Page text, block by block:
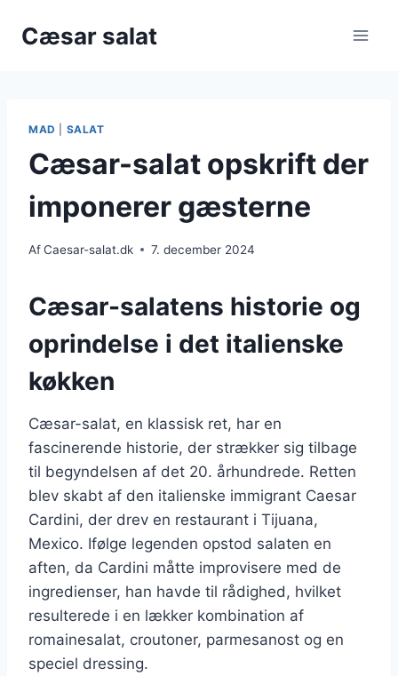
Cæsar salat
MAD SALAT
Cæsar-salat opskrift der
imponerer gæsterne
AfCaesar-salat.dk 7. december 2024
Cæsar-salatens historie og
oprindelse i det italienske
køkken
Cæsar-salat, en klassisk ret, har en
fascinerende historie, der strækker sig tilbage
til begyndelsen af det 20. århundrede. Retten
blev skabt af den italienske immigrant Caesar
Cardini, der drev en restaurant i Tijuana,
Mexico. Ifølge legenden opstod salaten en
aften, da Cardini måtte improvisere med de
ingredienser, han havde til rådighed, hvilket
resulterede i en lækker kombination af
romainesalat, croutoner, parmesanost og en
speciel dressing.